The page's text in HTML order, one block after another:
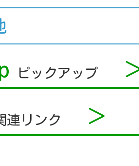
ピックアップ
連リンク ＞